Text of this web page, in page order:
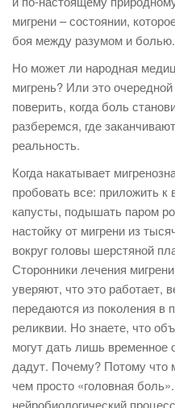
мигрени – состоянии,
боя между разумом и болью.
Но может ли народная
мигрень? Или это
поверить, когда боль
разберемся, где
реальность.
Когда накатывает
пробовать все: приложить
капусты, подышать паром
настойку от мигрени из
вокруг головы шерстяной
Сторонники лечения
уверяют, что это работает,
передаются из поколения в
реликвии. Но знаете, что
могут дать лишь временное
дадут. Почему? Потому что
чем просто «головная
нейробиологический